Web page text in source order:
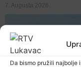
Da bismo pružili
7. Augusta 2026.